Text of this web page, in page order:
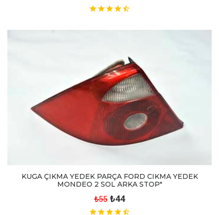
KUGA ÇIKMA YEDEK PARÇA FORD CIKMA YEDEK
MONDEO 2 SOL ARKA STOP"
₺55 ₺44